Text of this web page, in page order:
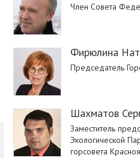
Член Совета
Фирюлина
Председатель
Шахматов
Заместитель
Экологической
горсовета